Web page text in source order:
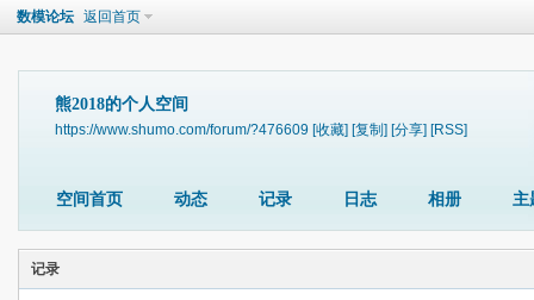
数模论坛 返回首页
熊2018的个人空间
https://www.shumo.com/forum/?476609 [收藏] [复制] [分享] [RSS]
空间首页 动态 记录 日志 相册 主
记录